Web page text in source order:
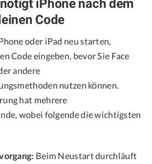
iPhone nach dem
Code
oder iPad neu starten,
Code eingeben, bevor Sie Face
andere
nutzen können.
hat mehrere
wobei folgende die wichtigsten
Beim Neustart durchläuft